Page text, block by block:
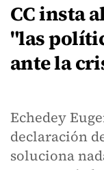
CC insta
"las
ante la
Echedey
declaración
soluciona